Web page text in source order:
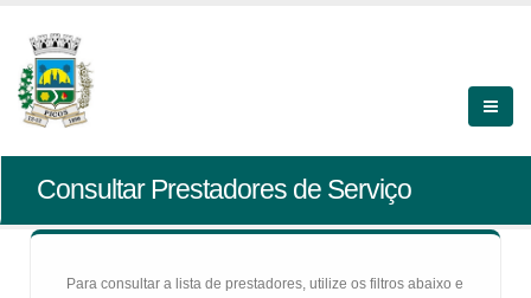
Consultar Prestadores de Serviço
Para consultar a lista de prestadores, utilize os filtros abaixo e